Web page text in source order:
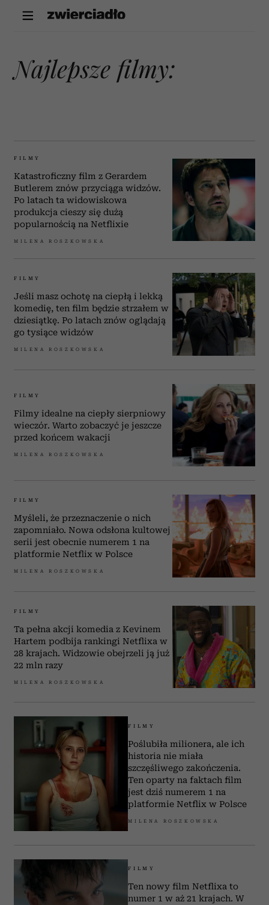
najlepsze filmy:
FILMY
Katastroficzny film z Gerardem
Butlerem znów przyciąga widzów.
Po latach ta widowiskowa
produkcja cieszy się dużą
popularnością na Netflixie
MILENA ROSZKOWSKA
FILMY
Jeśli masz ochotę na ciepłą i lekką
komedię, ten film będzie strzałem w
dziesiątkę. Po latach znów oglądają
go tysiące widzów
MILENA ROSZKOWSKA
FILMY
Filmy idealne na ciepły sierpniowy
wieczór. Warto zobaczyć je jeszcze
przed końcem wakacji
MILENA ROSZKOWSKA
FILMY
Myśleli, że przeznaczenie o nich
zapomniało. Nowa odsłona kultowej
serii jest obecnie numerem 1 na
platformie Netflix w Polsce
MILENA ROSZKOWSKA
FILMY
Ta pełna akcji komedia z Kevinem
Hartem podbija rankingi Netflixa w
28 krajach. Widzowie obejrzeli ją już
22 mln razy
MILENA ROSZKOWSKA
FILMY
Poślubiła milionera, ale ich
historia nie miała
szczęśliwego zakończenia.
Ten oparty na faktach film
jest dziś numerem 1 na
platformie Netflix w Polsce
MILENA ROSZKOWSKA
FILMY
Ten nowy film Netflixa to
numer 1 w aż 21 krajach. W